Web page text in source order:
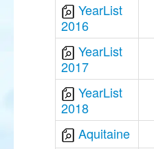
YearList
2016
YearList
2017
YearList
2018
Aquitaine